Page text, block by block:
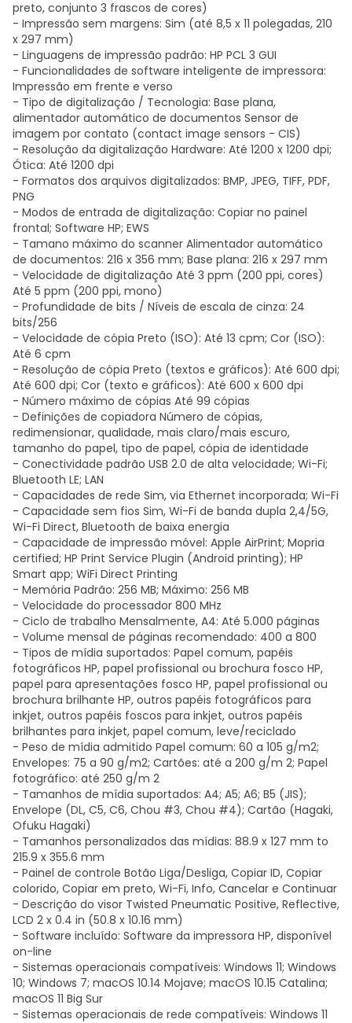
preto, conjunto 3 frascos de cores)
- Impressão sem margens: Sim (até 8,5 x 11 polegadas, 210
x 297 mm)
- Linguagens de impressão padrão: HP PCL 3 GUI
- Funcionalidades de software inteligente de impressora:
Impressão em frente e verso
- Tipo de digitalização / Tecnologia: Base plana,
alimentador automático de documentos Sensor de
imagem por contato (contact image sensors - CIS)
- Resolução da digitalização Hardware: Até 1200 x 1200 dpi;
Ótica: Até 1200 dpi
- Formatos dos arquivos digitalizados: BMP, JPEG, TIFF, PDF,
PNG
- Modos de entrada de digitalização: Copiar no painel
frontal; Software HP; EWS
- Tamano máximo do scanner Alimentador automático
de documentos: 216 x 356 mm; Base plana: 216 x 297 mm
- Velocidade de digitalização Até 3 ppm (200 ppi, cores)
Até 5 ppm (200 ppi, mono)
- Profundidade de bits / Níveis de escala de cinza: 24
bits/256
- Velocidade de cópia Preto (ISO): Até 13 cpm; Cor (ISO):
Até 6 cpm
- Resolução de cópia Preto (textos e gráficos): Até 600 dpi;
Até 600 dpi; Cor (texto e gráficos): Até 600 x 600 dpi
- Número máximo de cópias Até 99 cópias
- Definições de copiadora Número de cópias,
redimensionar, qualidade, mais claro/mais escuro,
tamanho do papel, tipo de papel, cópia de identidade
- Conectividade padrão USB 2.0 de alta velocidade; Wi-Fi;
Bluetooth LE; LAN
- Capacidades de rede Sim, via Ethernet incorporada; Wi-Fi
- Capacidade sem fios Sim, Wi-Fi de banda dupla 2,4/5G,
Wi-Fi Direct, Bluetooth de baixa energia
- Capacidade de impressão móvel: Apple AirPrint; Mopria
certified; HP Print Service Plugin (Android printing); HP
Smart app; WiFi Direct Printing
- Memória Padrão: 256 MB; Máximo: 256 MB
- Velocidade do processador 800 MHz
- Ciclo de trabalho Mensalmente, A4: Até 5.000 páginas
- Volume mensal de páginas recomendado: 400 a 800
- Tipos de mídia suportados: Papel comum, papéis
fotográficos HP, papel profissional ou brochura fosco HP,
papel para apresentações fosco HP, papel profissional ou
brochura brilhante HP, outros papéis fotográficos para
inkjet, outros papéis foscos para inkjet, outros papéis
brilhantes para inkjet, papel comum, leve/reciclado
- Peso de mídia admitido Papel comum: 60 a 105 g/m2;
Envelopes: 75 a 90 g/m2; Cartões: até a 200 g/m 2; Papel
fotográfico: até 250 g/m 2
- Tamanhos de mídia suportados: A4; A5; A6; B5 (JIS);
Envelope (DL, C5, C6, Chou #3, Chou #4); Cartão (Hagaki,
Ofuku Hagaki)
- Tamanhos personalizados das mídias: 88.9 x 127 mm to
215.9 x 355.6 mm
- Painel de controle Botão Liga/Desliga, Copiar ID, Copiar
colorido, Copiar em preto, Wi-Fi, Info, Cancelar e Continuar
- Descrição do visor Twisted Pneumatic Positive, Reflective,
LCD 2 x 0.4 in (50.8 x 10.16 mm)
- Software incluído: Software da impressora HP, disponível
on-line
- Sistemas operacionais compatíveis: Windows 11; Windows
10; Windows 7; macOS 10.14 Mojave; macOS 10.15 Catalina;
macOS 11 Big Sur
- Sistemas operacionais de rede compatíveis: Windows 11